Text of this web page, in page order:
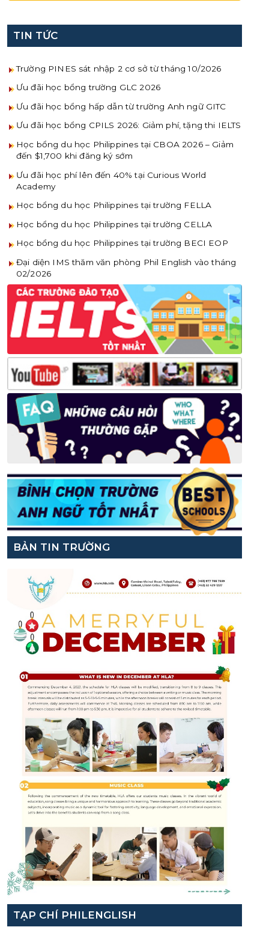
TIN TỨC
Trường PINES sát nhập 2 cơ sở từ tháng 10/2026
Ưu đãi học bổng trường GLC 2026
Ưu đãi học bổng hấp dẫn từ trường Anh ngữ GITC
Ưu đãi học bổng CPILS 2026: Giảm phí, tặng thi IELTS
Học bổng du học Philippines tại CBOA 2026 – Giảm
đến $1,700 khi đăng ký sớm
Ưu đãi học phí lên đến 40% tại Curious World
Academy
Học bổng du học Philippines tại trường FELLA
Học bổng du học Philippines tại trường CELLA
Học bổng du học Philippines tại trường BECI EOP
Đại diện IMS thăm văn phòng Phil English vào tháng
02/2026
BẢN TIN TRƯỜNG
TẠP CHÍ PHILENGLISH